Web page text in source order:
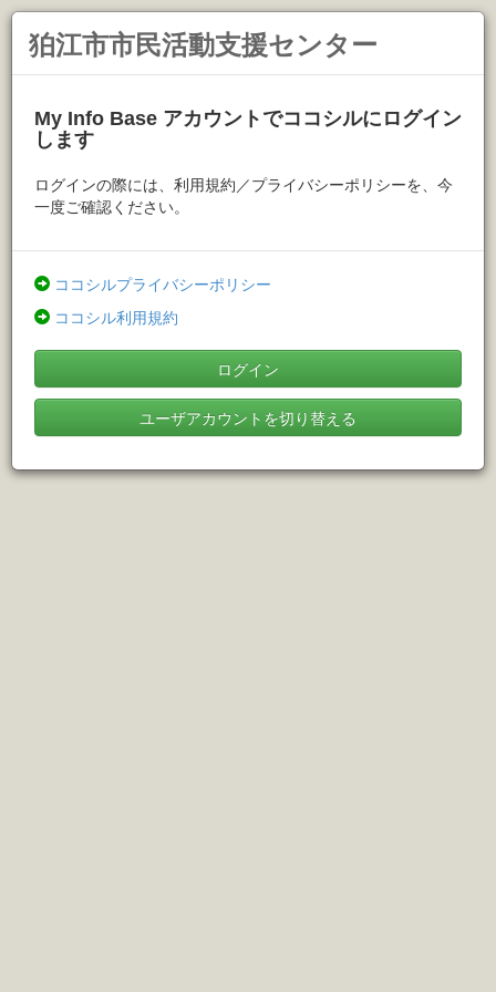
狛江市市民活動支援センター
My Info Base アカウントでココシルにログイン
します
ログインの際には、利用規約／プライバシーポリシーを、今
一度ご確認ください。
ココシルプライバシーポリシー
ココシル利用規約
ログイン
ユーザアカウントを切り替える